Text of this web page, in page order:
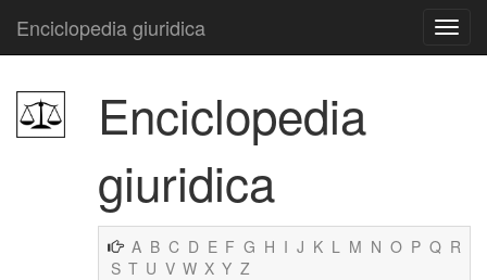
Enciclopedia giuridica
Enciclopedia
giuridica
A B C D E F G H I J K L M N O P Q R
S T U V W X Y Z